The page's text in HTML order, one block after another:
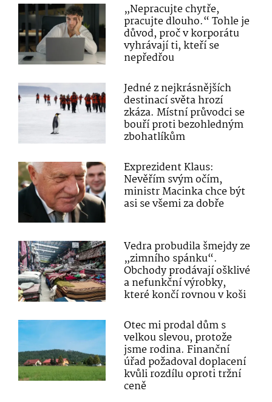
„Nepracujte chytře,
pracujte dlouho.“ Tohle je
důvod, proč v korporátu
vyhrávají ti, kteří se
nepředřou
Jedné z nejkrásnějších
destinací světa hrozí
zkáza. Místní průvodci se
bouří proti bezohledným
zbohatlíkům
Exprezident Klaus:
Nevěřím svým očím,
ministr Macinka chce být
asi se všemi za dobře
Vedra probudila šmejdy ze
„zimního spánku“.
Obchody prodávají ošklivé
a nefunkční výrobky,
které končí rovnou v koši
Otec mi prodal dům s
velkou slevou, protože
jsme rodina. Finanční
úřad požadoval doplacení
kvůli rozdílu oproti tržní
ceně